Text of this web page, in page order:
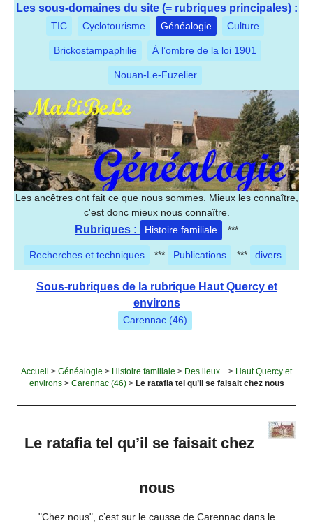
Les sous-domaines du site (= rubriques principales) :
TIC Cyclotourisme Généalogie Culture
Brickostampaphilie À l’ombre de la loi 1901
Nouan-Le-Fuzelier
Les ancêtres ont fait ce que nous sommes. Mieux les connaître,
c'est donc mieux nous connaître.
Rubriques : Histoire familiale ***
Recherches et techniques *** Publications *** divers
Sous-rubriques de la rubrique Haut Quercy et
environs
Carennac (46)
Accueil > Généalogie > Histoire familiale > Des lieux... > Haut Quercy et
environs> Carennac (46)> Le ratafia tel qu’il se faisait chez nous
Le ratafia tel qu’il se faisait chez
nous
"Chez nous", c’est sur le causse de Carennac dans le